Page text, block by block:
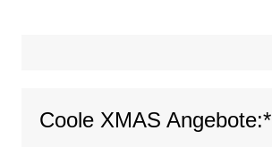
Coole XMAS Angebote:*